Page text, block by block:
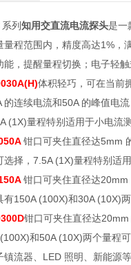
列知用交直流电流探头是一
量程范围内，精度高达1%，
能，提醒量程切换；电子轻
体积轻巧，可在当前
的连续电流和50A 的峰值电流
(1X)量程特别适用于小电流
钳口可夹住直径达5mm
择， 7.5A (1X)量程特别适
钳口可夹住直径达20mm
有150A (100X)和30A (10X)
钳口可夹住直径达20mm
和50A (10X)两个量程可
流器、 LED 照明、新能源